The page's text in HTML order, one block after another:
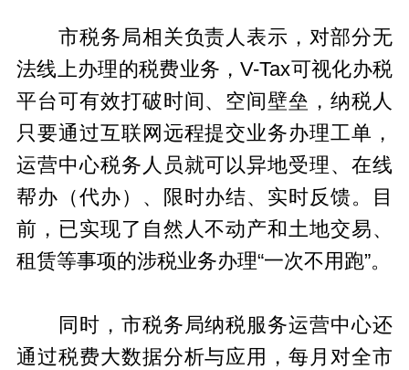
市税务局相关负责人表示，对部分无
法线上办理的税费业务，V-Tax可视化办税
平台可有效打破时间、空间壁垒，纳税人
只要通过互联网远程提交业务办理工单，
运营中心税务人员就可以异地受理、在线
帮办（代办）、限时办结、实时反馈。目
前，已实现了自然人不动产和土地交易、
租赁等事项的涉税业务办理“一次不用跑”。
同时，市税务局纳税服务运营中心还
通过税费大数据分析与应用，每月对全市